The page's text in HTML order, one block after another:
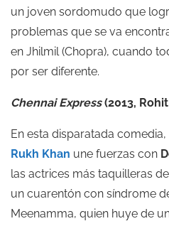
un joven sordomudo que
problemas que se va
en Jhilmil (Chopra), cuando
por ser diferente.
Chennai Express(2013,
En esta disparatada comedia,
Rukh Khan une fuerzas con
las actrices más taquilleras
un cuarentón con síndrome
Meenamma, quien huye de